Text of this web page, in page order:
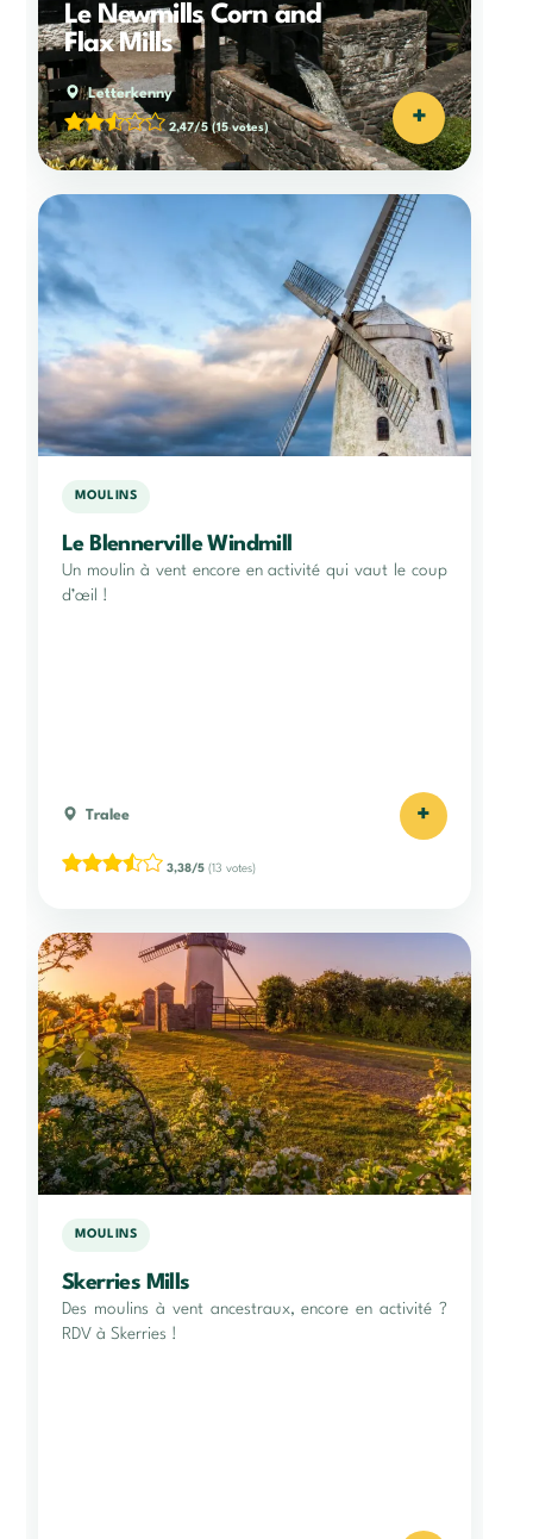
Le Newmills Corn and
Flax Mills
Letterkenny
2,47/5 (15 votes) +
MOULINS
Le Blennerville Windmill
Un moulin à vent encore en activité qui vaut le coup
d’œil !
Tralee +
3,38/5 (13 votes)
MOULINS
Skerries Mills
Des moulins à vent ancestraux, encore en activité ?
RDV à Skerries !